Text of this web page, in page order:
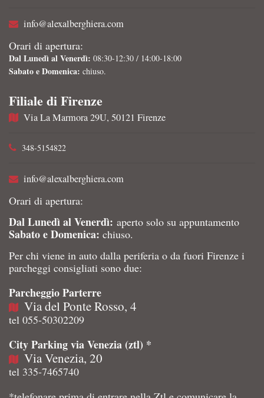
info@alexalberghiera.com
Orari di apertura:
Dal Lunedì al Venerdì: 08:30-12:30 / 14:00-18:00
Sabato e Domenica: chiuso.
Filiale di Firenze
Via La Marmora 29U, 50121 Firenze
348-5154822
info@alexalberghiera.com
Orari di apertura:
Dal Lunedì al Venerdì: aperto solo su appuntamento
Sabato e Domenica: chiuso.
Per chi viene in auto dalla periferia o da fuori Firenze i
parcheggi consigliati sono due:
Parcheggio Parterre
Via del Ponte Rosso, 4
tel 055-50302209
City Parking via Venezia (ztl) *
Via Venezia, 20
tel 335-7465740